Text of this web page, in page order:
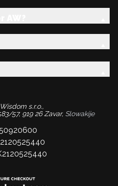
s.r.o.,
57, 919 26 Zavar, Slowakije